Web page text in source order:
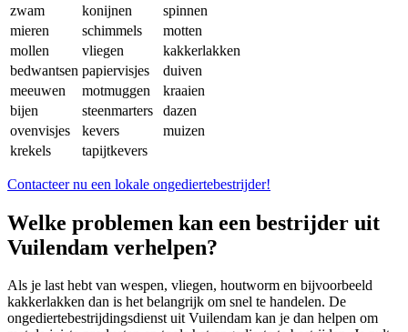
zwam
konijnen
spinnen
mieren
schimmels
motten
mollen
vliegen
kakkerlakken
bedwantsen papiervisjes
duiven
meeuwen
motmuggen
kraaien
bijen
steenmarters
dazen
ovenvisjes
kevers
muizen
krekels
tapijtkevers
Contacteer nu een lokale ongediertebestrijder!
Welke problemen kan een bestrijder uit
Vuilendam verhelpen?
Als je last hebt van wespen, vliegen, houtworm en bijvoorbeeld
kakkerlakken dan is het belangrijk om snel te handelen. De
ongediertebestrijdingsdienst uit Vuilendam kan je dan helpen om